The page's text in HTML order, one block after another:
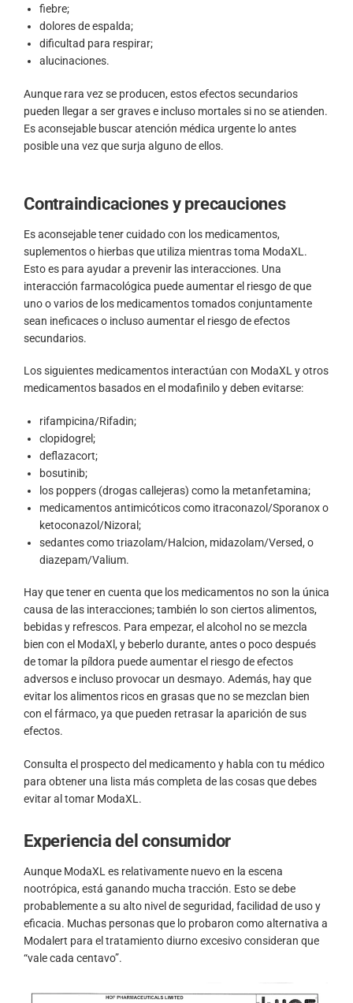
fiebre;
dolores de espalda;
dificultad para respirar;
alucinaciones.
Aunque rara vez se producen, estos efectos secundarios
pueden llegar a ser graves e incluso mortales si no se atienden.
Es aconsejable buscar atención médica urgente lo antes
posible una vez que surja alguno de ellos.
Contraindicaciones y precauciones
Es aconsejable tener cuidado con los medicamentos,
suplementos o hierbas que utiliza mientras toma ModaXL.
Esto es para ayudar a prevenir las interacciones. Una
interacción farmacológica puede aumentar el riesgo de que
uno o varios de los medicamentos tomados conjuntamente
sean ineficaces o incluso aumentar el riesgo de efectos
secundarios.
Los siguientes medicamentos interactúan con ModaXL y otros
medicamentos basados en el modafinilo y deben evitarse:
rifampicina/Rifadin;
clopidogrel;
deflazacort;
bosutinib;
los poppers (drogas callejeras) como la metanfetamina;
medicamentos antimicóticos como itraconazol/Sporanox o
ketoconazol/Nizoral;
sedantes como triazolam/Halcion, midazolam/Versed, o
diazepam/Valium.
Hay que tener en cuenta que los medicamentos no son la única
causa de las interacciones; también lo son ciertos alimentos,
bebidas y refrescos. Para empezar, el alcohol no se mezcla
bien con el ModaXl, y beberlo durante, antes o poco después
de tomar la píldora puede aumentar el riesgo de efectos
adversos e incluso provocar un desmayo. Además, hay que
evitar los alimentos ricos en grasas que no se mezclan bien
con el fármaco, ya que pueden retrasar la aparición de sus
efectos.
Consulta el prospecto del medicamento y habla con tu médico
para obtener una lista más completa de las cosas que debes
evitar al tomar ModaXL.
Experiencia del consumidor
Aunque ModaXL es relativamente nuevo en la escena
nootrópica, está ganando mucha tracción. Esto se debe
probablemente a su alto nivel de seguridad, facilidad de uso y
eficacia. Muchas personas que lo probaron como alternativa a
Modalert para el tratamiento diurno excesivo consideran que
“vale cada centavo”.